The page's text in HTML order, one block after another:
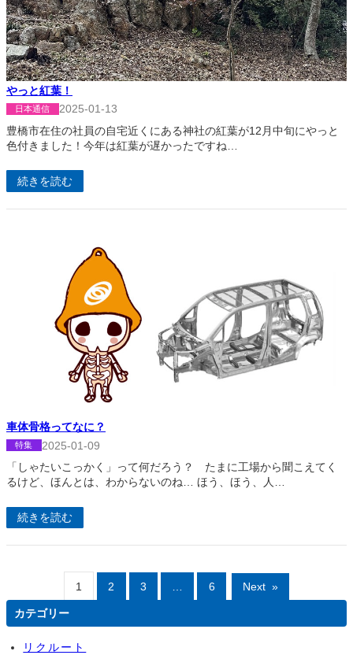
やっと紅葉！
日本通信
2025-01-13
豊橋市在住の社員の自宅近くにある神社の紅葉が12月中旬にやっと
色付きました！今年は紅葉が遅かったですね…
続きを読む
車体骨格ってなに？
特集
2025-01-09
「しゃたいこっかく」って何だろう？ たまに工場から聞こえてく
るけど、ほんとは、わからないのね… ほう、ほう、人…
続きを読む
1 2 3 6 Next »
カテゴリー
リクルート